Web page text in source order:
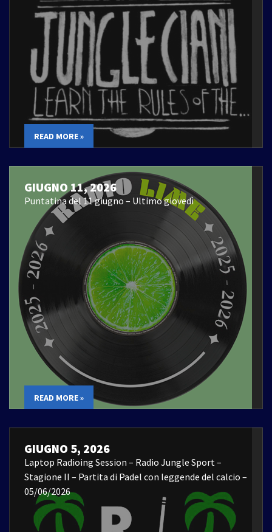
READ MORE »
GIUGNO 11, 2026
Puntatina del 11 giugno – Ultimo giovedì
READ MORE »
GIUGNO 5, 2026
Laptop Radioing Session – Radio Jungle Sport –
Stagione II – Partita di Padel con leggende del calcio –
05/06/2026